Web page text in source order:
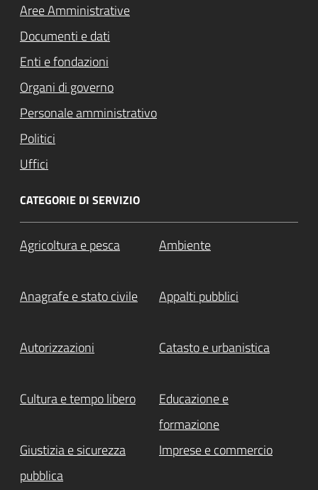
Aree Amministrative
Documenti e dati
Enti e fondazioni
Organi di governo
Personale amministrativo
Politici
Uffici
CATEGORIE DI SERVIZIO
Agricoltura e pesca Ambiente
Anagrafe e stato civile Appalti pubblici
Autorizzazioni Catasto e urbanistica
Cultura e tempo libero
Educazione e
formazione
Giustizia e sicurezza
pubblica
Imprese e commercio